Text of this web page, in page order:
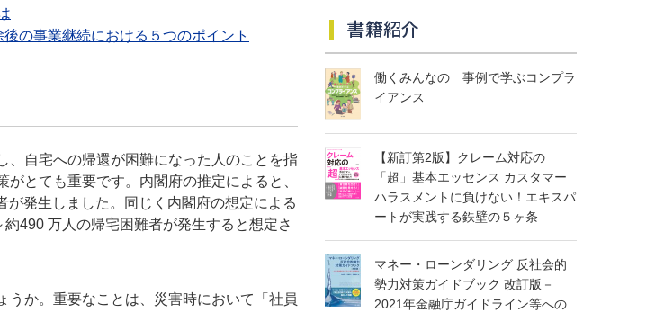
の事業継続における５つのポイント
、自宅への帰還が困難になった人のことを指
とても重要です。内閣府の推定によると、
発生しました。同じく内閣府の想定による
490 万人の帰宅困難者が発生すると想定さ
うか。重要なことは、災害時において「社員
書籍紹介
働くみんなの 事例で学ぶコンプラ
イアンス
【新訂第2版】クレーム対応の
「超」基本エッセンス カスタマー
ハラスメントに負けない！エキスパ
ートが実践する鉄壁の５ヶ条
マネー・ローンダリング 反社会的
勢力対策ガイドブック 改訂版－
2021年金融庁ガイドライン等への